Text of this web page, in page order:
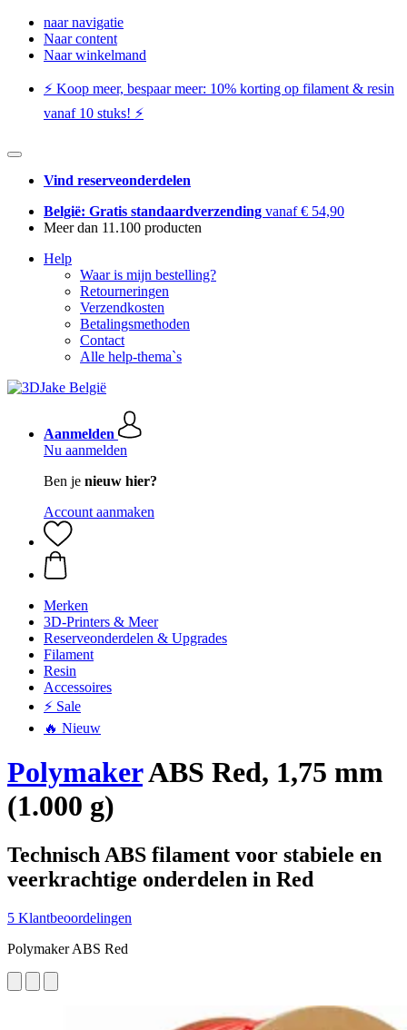
naar navigatie
Naar content
Naar winkelmand
⚡️ Koop meer, bespaar meer: ​​10% korting op filament & resin
vanaf 10 stuks! ⚡️
Vind reserveonderdelen
België: Gratis standaardverzending vanaf € 54,90
Meer dan 11.100 producten
Help
Waar is mijn bestelling?
Retourneringen
Verzendkosten
Betalingsmethoden
Contact
Alle help-thema`s
Aanmelden
Nu aanmelden
Ben je nieuw hier?
Account aanmaken
Merken
3D-Printers & Meer
Reserveonderdelen & Upgrades
Filament
Resin
Accessoires
⚡ Sale
🔥 Nieuw
PolymakerABS Red, 1,75 mm
(1.000 g)
Technisch ABS filament voor stabiele en
veerkrachtige onderdelen in Red
5 Klantbeoordelingen
Polymaker ABS Red